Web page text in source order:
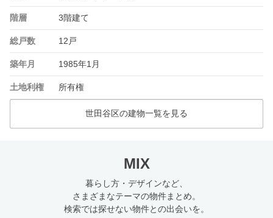
階層 3階建て
総戸数 12戸
築年月 1985年1月
土地利権 所有権
世田谷区の建物一覧を見る
MIX
暮らし方・デザインなど、
さまざまなテーマの物件まとめ。
検索では探せない物件との出会いを。